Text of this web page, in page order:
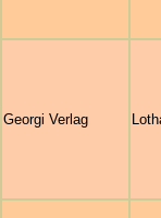
Georgi Verlag